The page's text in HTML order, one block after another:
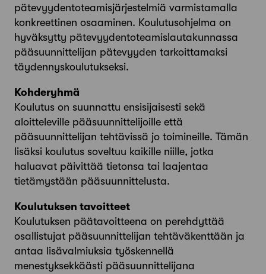
pätevyydentoteamisjärjestelmiä varmistamalla
konkreettinen osaaminen. Koulutusohjelma on
hyväksytty pätevyydentoteamislautakunnassa
pääsuunnittelijan pätevyyden tarkoittamaksi
täydennyskoulutukseksi.
Kohderyhmä
Koulutus on suunnattu ensisijaisesti sekä
aloitteleville pääsuunnittelijoille että
pääsuunnittelijan tehtävissä jo toimineille. Tämän
lisäksi koulutus soveltuu kaikille niille, jotka
haluavat päivittää tietonsa tai laajentaa
tietämystään pääsuunnittelusta.
Koulutuksen tavoitteet
Koulutuksen päätavoitteena on perehdyttää
osallistujat pääsuunnittelijan tehtäväkenttään ja
antaa lisävalmiuksia työskennellä
menestyksekkäästi pääsuunnittelijana